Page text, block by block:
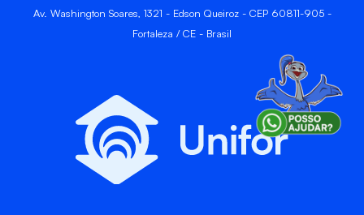
Av. Washington Soares, 1321 - Edson Queiroz - CEP 60811-905 -
Fortaleza / CE - Brasil